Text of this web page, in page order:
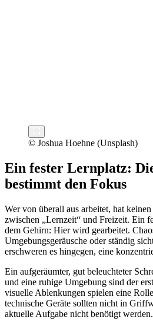
© Joshua Hoehne (Unsplash)
Ein fester Lernplatz:
bestimmt den Fokus
Wer von überall aus arbeitet, hat
zwischen „Lernzeit“ und Freizeit. Ein
dem Gehirn: Hier wird gearbeitet.
Umgebungsgeräusche oder ständig
erschweren es hingegen, eine
Ein aufgeräumter, gut beleuchteter
und eine ruhige Umgebung sind der
visuelle Ablenkungen spielen eine
technische Geräte sollten nicht in
aktuelle Aufgabe nicht benötigt werden.